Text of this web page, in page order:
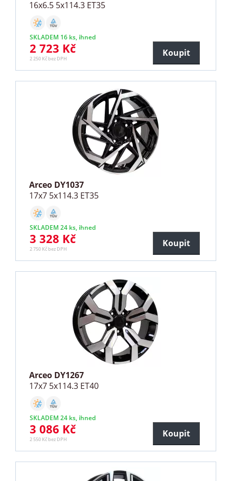
16x6.5 5x114.3 ET35
SKLADEM 16 ks, ihned
2 723 Kč
2 250 Kč bez DPH
Koupit
Arceo DY1037
17x7 5x114.3 ET35
SKLADEM 24 ks, ihned
3 328 Kč
2 750 Kč bez DPH
Koupit
Arceo DY1267
17x7 5x114.3 ET40
SKLADEM 24 ks, ihned
3 086 Kč
2 550 Kč bez DPH
Koupit